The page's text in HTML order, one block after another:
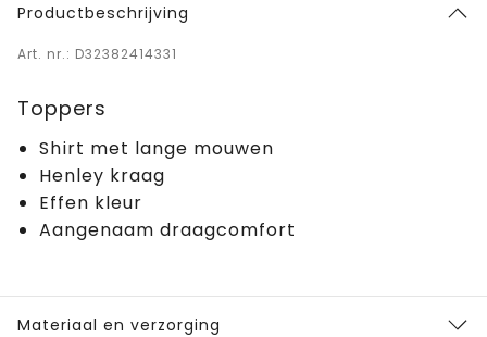
Productbeschrijving
Art. nr.: D32382414331
Toppers
Shirt met lange mouwen
Henley kraag
Effen kleur
Aangenaam draagcomfort
Materiaal en verzorging